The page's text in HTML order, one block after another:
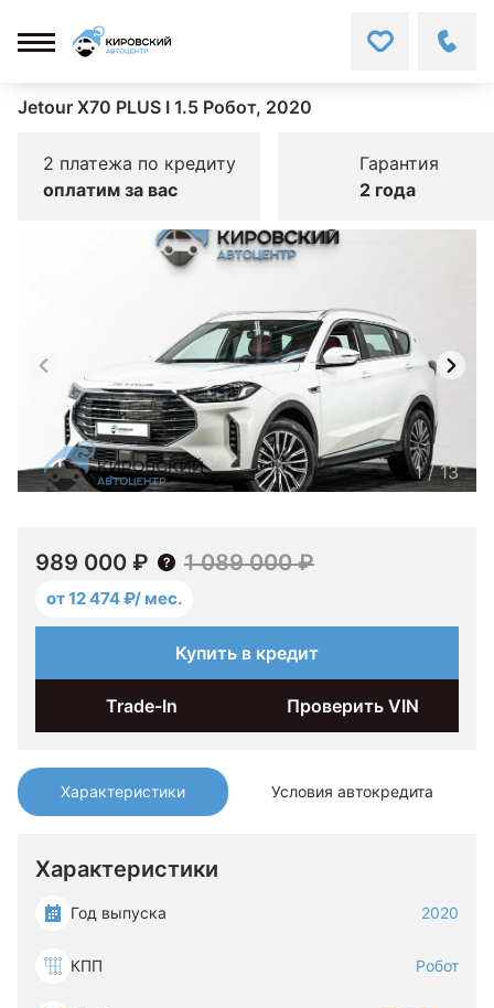
Jetour X70 PLUS I 1.5 Робот, 2020
2 платежа по кредиту
оплатим за вас
Гарантия
2 года
Характеристики Условия автокредита
Характеристики
Год выпуска 2020
КПП Робот
1/13
989 000 ₽ 1 089 000 ₽
от 12 474 ₽/ мес.
Купить в кредит
Trade-In Проверить VIN